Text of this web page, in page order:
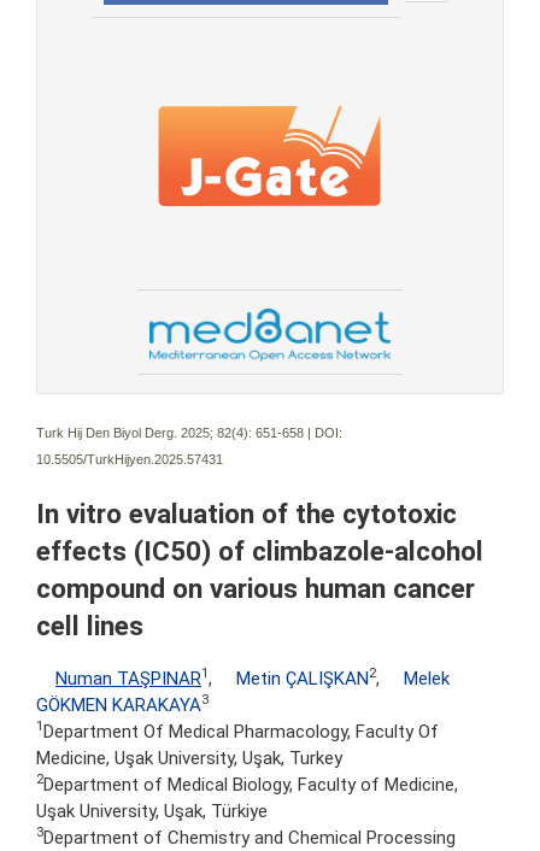
Turk Hij Den Biyol Derg. 2025; 82(4): 651-658 | DOI:
10.5505/TurkHijyen.2025.57431
In vitro evaluation of the cytotoxic
effects (IC50) of climbazole-alcohol
compound on various human cancer
cell lines
Numan TAŞPINAR1 , Metin ÇALIŞKAN2,
Melek
GÖKMEN KARAKAYA3
1 Department Of Medical Pharmacology, Faculty Of
Medicine, Uşak University, Uşak, Turkey
2Department of Medical Biology, Faculty of Medicine,
Uşak University, Uşak, Türkiye
3Department of Chemistry and Chemical Processing